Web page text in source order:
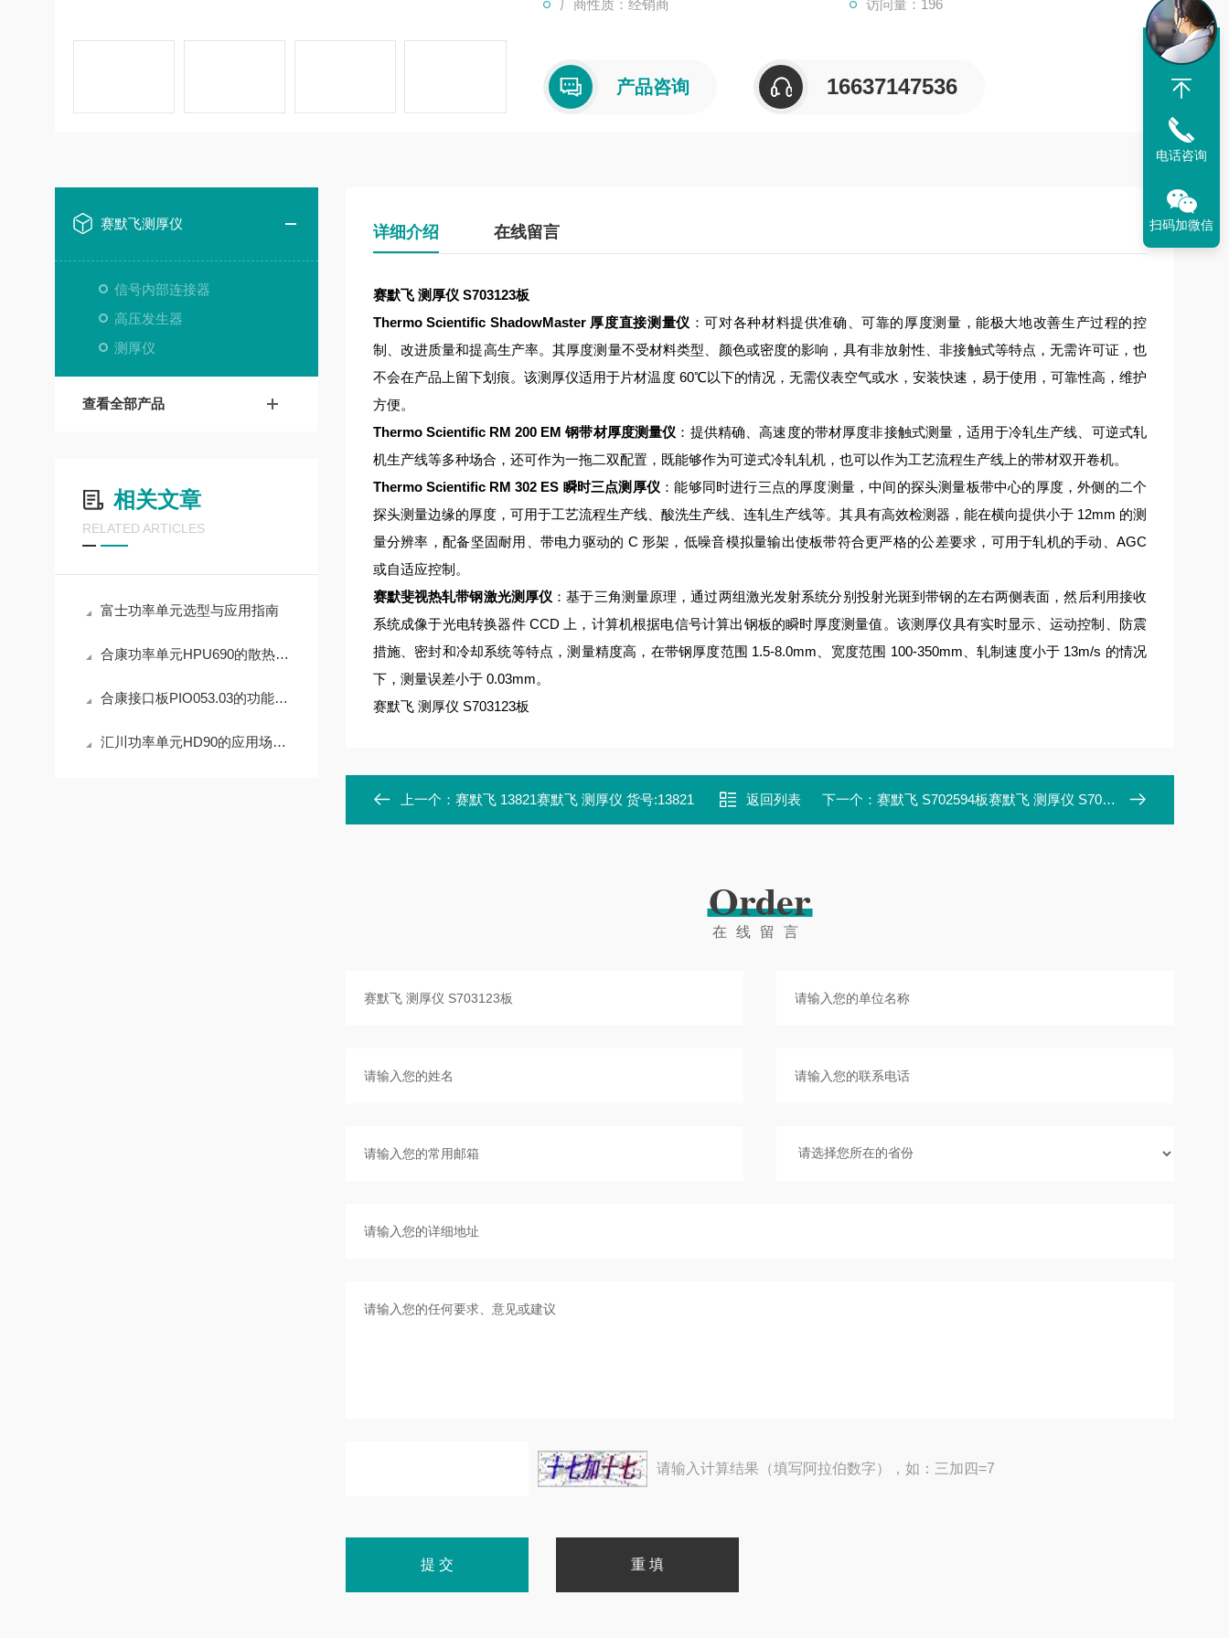
厂商性质：经销商 访问量：196
产品咨询 16637147536
赛默飞测厚仪
信号内部连接器
高压发生器
测厚仪
查看全部产品
相关文章
RELATED ARTICLES
富士功率单元选型与应用指南
合康功率单元HPU690的散热设计原理
合康接口板PIO053.03的功能与应用价值分析
汇川功率单元HD90的应用场景有哪些？
详细介绍 在线留言
赛默飞 测厚仪 S703123板
Thermo Scientific ShadowMaster 厚度直接测量仪 ：可对各种材料提供准确、可靠的厚度测量，能极大地改善生产过程的控
制、改进质量和提高生产率。其厚度测量不受材料类型、颜色或密度的影响，具有非放射性、非接触式等特点，无需许可证，也
不会在产品上留下划痕。该测厚仪适用于片材温度 60℃以下的情况，无需仪表空气或水，安装快速，易于使用，可靠性高，维护
方便。
Thermo Scientific RM 200 EM 钢带材厚度测量仪 ：提供精确、高速度的带材厚度非接触式测量，适用于冷轧生产线、可逆式轧
机生产线等多种场合，还可作为一拖二双配置，既能够作为可逆式冷轧轧机，也可以作为工艺流程生产线上的带材双开卷机。
Thermo Scientific RM 302 ES 瞬时三点测厚仪 ：能够同时进行三点的厚度测量，中间的探头测量板带中心的厚度，外侧的二个
探头测量边缘的厚度，可用于工艺流程生产线、酸洗生产线、连轧生产线等。其具有高效检测器，能在横向提供小于 12mm 的测
量分辨率，配备坚固耐用、带电力驱动的 C 形架，低噪音模拟量输出使板带符合更严格的公差要求，可用于轧机的手动、AGC
或自适应控制。
赛默斐视热轧带钢激光测厚仪 ：基于三角测量原理，通过两组激光发射系统分别投射光斑到带钢的左右两侧表面，然后利用接收
系统成像于光电转换器件 CCD 上，计算机根据电信号计算出钢板的瞬时厚度测量值。该测厚仪具有实时显示、运动控制、防震
措施、密封和冷却系统等特点，测量精度高，在带钢厚度范围 1.5-8.0mm、宽度范围 100-350mm、轧制速度小于 13m/s 的情况
下，测量误差小于 0.03mm。
赛默飞 测厚仪 S703123板
上一个： 赛默飞 13821赛默飞 测厚仪 货号:13821 返回列表 下一个： 赛默飞 S702594板赛默飞 测厚仪 S702594板
Order
在线留言
请输入计算结果（填写阿拉伯数字），如：三加四=7
电话咨询
扫码加微信